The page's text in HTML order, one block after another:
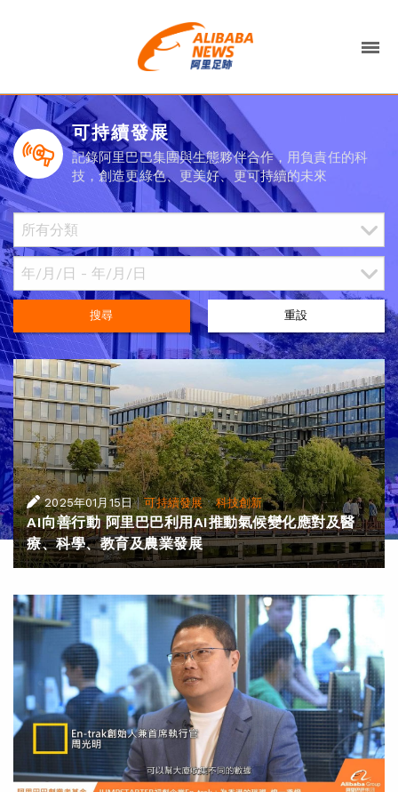
可持續發展
記錄阿里巴巴集團與生態夥伴合作，用負責任的科
技，創造更綠色、更美好、更可持續的未來
搜尋 重設
2025年01月15日 |可持續發展·科技創新
AI向善行動 阿里巴巴利用AI推動氣候變化應對及醫
療、科學、教育及農業發展